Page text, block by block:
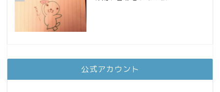
公式アカウント